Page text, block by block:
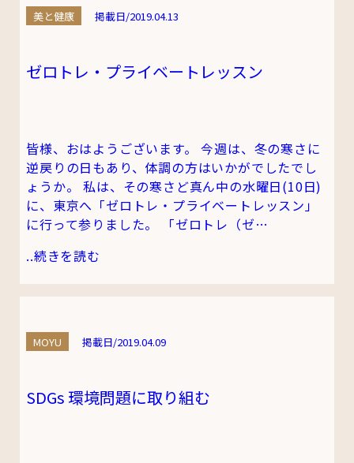
美と健康 掲載日/2019.04.13
ゼロトレ・プライベートレッスン
皆様、おはようございます。 今週は、冬の寒さに
逆戻りの日もあり、体調の方はいかがでしたでし
ょうか。 私は、その寒さど真ん中の水曜日(10日)
に、東京へ「ゼロトレ・プライベートレッスン」
に行って参りました。 「ゼロトレ（ゼ…
..続きを読む
MOYU 掲載日/2019.04.09
SDGs 環境問題に取り組む